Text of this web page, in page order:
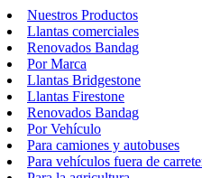
Nuestros Productos
Llantas comerciales
Renovados Bandag
Por Marca
Llantas Bridgestone
Llantas Firestone
Renovados Bandag
Por Vehículo
Para camiones y autobuses
Para vehículos fuera de